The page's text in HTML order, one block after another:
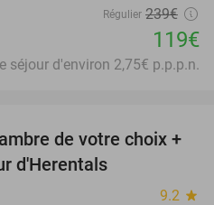
Régulier 239€
119€
séjour d'environ 2,75€ p.p.p.n.
43%
de votre choix +
d'Herentals
9.2 star